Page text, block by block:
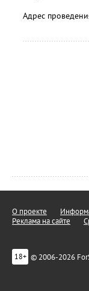
Адрес
О проекте
Реклама на сайте
18+ © 2006-2026